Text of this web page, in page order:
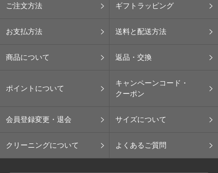
ご注文方法 ギフトラッピング
お支払方法 送料と配送方法
商品について 返品・交換
ポイントについて
キャンペーンコード・
クーポン
会員登録変更・退会 サイズについて
クリーニングについて よくあるご質問